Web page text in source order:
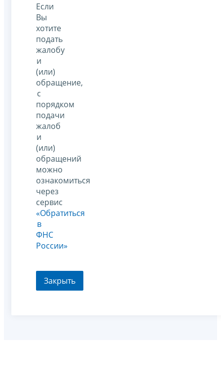
Если
Вы
хотите
подать
жалобу
и
(или)
обращение,
с
порядком
подачи
жалоб
и
(или)
обращений
можно
ознакомиться
через
сервис
«Обратиться
в
ФНС
России»
Закрыть